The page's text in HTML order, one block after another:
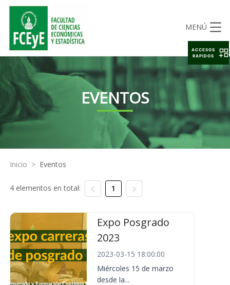
MENÚ
EVENTOS
Inicio > Eventos
4 elementos en total: 1
Expo Posgrado
2023
2023-03-15 18:00:00
Miércoles 15 de marzo
desde la...
ACCESOS
RAPIDOS